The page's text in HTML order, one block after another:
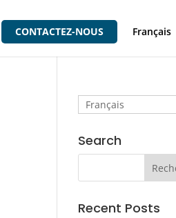
CONTACTEZ-NOUS Français
Français
Search
Recent Posts